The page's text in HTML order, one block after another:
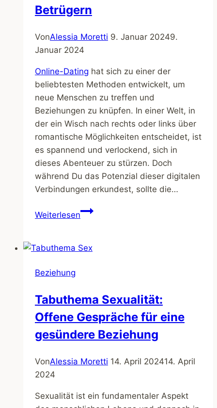
Betrügern
VonAlessia Moretti 9. Januar 20249.
Januar 2024
Online-Dating hat sich zu einer der
beliebtesten Methoden entwickelt, um
neue Menschen zu treffen und
Beziehungen zu knüpfen. In einer Welt, in
der ein Wisch nach rechts oder links über
romantische Möglichkeiten entscheidet, ist
es spannend und verlockend, sich in
dieses Abenteuer zu stürzen. Doch
während Du das Potenzial dieser digitalen
Verbindungen erkundest, sollte die…
WeiterlesenSicheres
Effektive
Deiner
Privatsphäre
zum
von
Beziehung
Tabuthema Sexualität:
Offene Gespräche für eine
gesündere Beziehung
VonAlessia Moretti 14. April 202414. April
2024
Sexualität ist ein fundamentaler Aspekt